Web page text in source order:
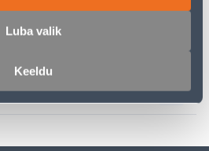
Luba valik
Keeldu